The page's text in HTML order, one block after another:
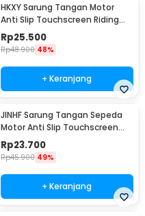
HKXY Sarung Tangan Motor
Anti Slip Touchscreen Riding
Glove 1 Pair XL
Rp25.500
Rp48.900 48%
+ Keranjang
JINHF Sarung Tangan Sepeda
Motor Anti Slip Touchscreen
Windproof XL - ST23
Rp23.700
Rp45.900 49%
+ Keranjang